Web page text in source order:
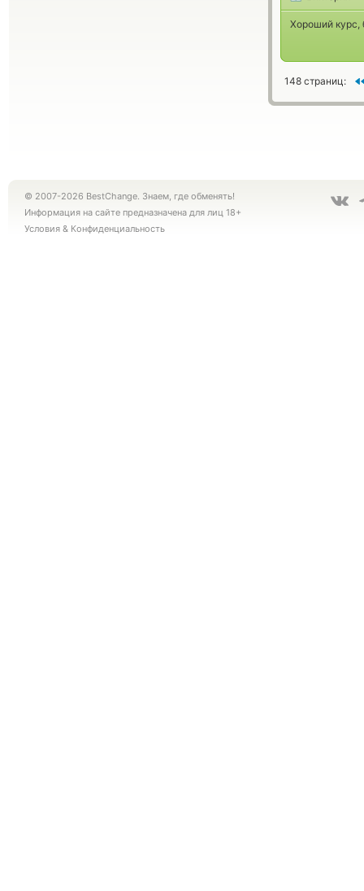
Хороший курс,
148 страниц:
© 2007-2026 BestChange. Знаем, где обменять!
Информация на сайте предназначена для лиц 18+
Условия & Конфиденциальность